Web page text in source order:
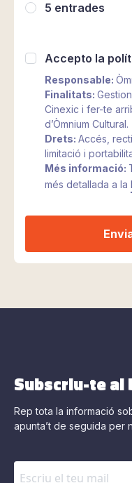
5 entrades
Accepto la
Responsable:
Finalitats:
Cinexic i fer-te
d’Òmnium Cultural.
Drets: Accés,
limitació i
Més informació:
més detallada a la
Subscriu-te
Rep tota la informació
apunta’t de seguida per